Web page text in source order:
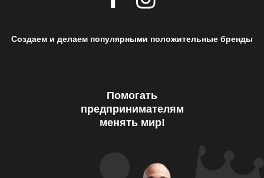
Создаем и делаем популярными положительные бренды
Помогать
предпринимателям
менять мир!